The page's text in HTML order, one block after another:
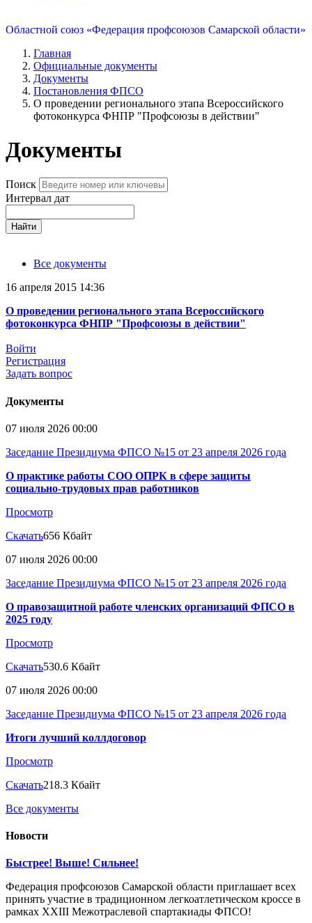
Областной союз «Федерация профсоюзов Самарской области»
Главная
Официальные документы
Документы
Постановления ФПСО
О проведении регионального этапа Всероссийского
фотоконкурса ФНПР "Профсоюзы в действии"
Документы
Поиск
Интервал дат
Найти
Все документы
16 апреля 2015 14:36
О проведении регионального этапа Всероссийского
фотоконкурса ФНПР "Профсоюзы в действии"
Войти
Регистрация
Задать вопрос
Документы
07 июля 2026 00:00
Заседание Президиума ФПСО №15 от 23 апреля 2026 года
О практике работы СОО ОПРК в сфере защиты
социально-трудовых прав работников
Просмотр
Скачать656 Кбайт
07 июля 2026 00:00
Заседание Президиума ФПСО №15 от 23 апреля 2026 года
О правозащитной работе членских организаций ФПСО в
2025 году
Просмотр
Скачать530.6 Кбайт
07 июля 2026 00:00
Заседание Президиума ФПСО №15 от 23 апреля 2026 года
Итоги лучший коллдоговор
Просмотр
Скачать218.3 Кбайт
Все документы
Новости
Быстрее! Выше! Сильнее!
Федерация профсоюзов Самарской области приглашает всех
принять участие в традиционном легкоатлетическом кроссе в
рамках XXIII Межотраслевой спартакиады ФПСО!